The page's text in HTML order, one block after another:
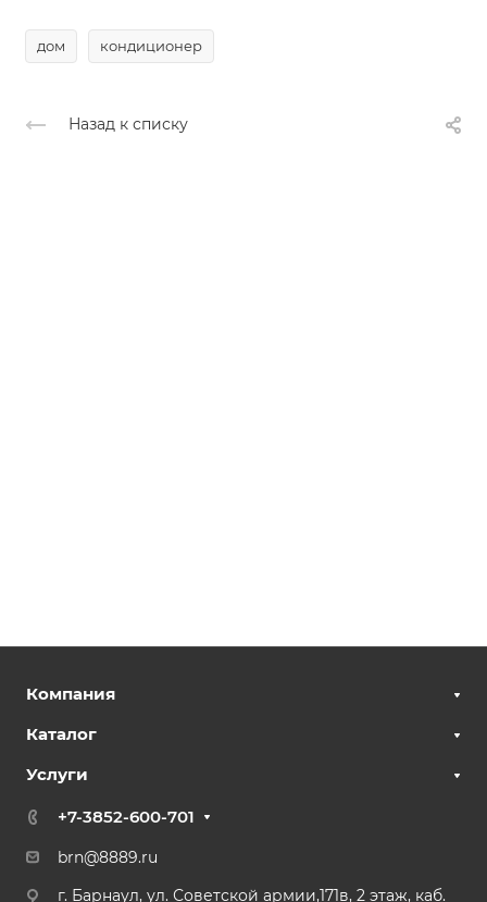
дом кондиционер
Назад к списку
Компания
Каталог
Услуги
+7-3852-600-701
brn@8889.ru
г. Барнаул, ул. Советской армии,171в, 2 этаж, каб.